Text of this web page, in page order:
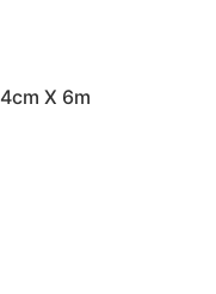
X 6m